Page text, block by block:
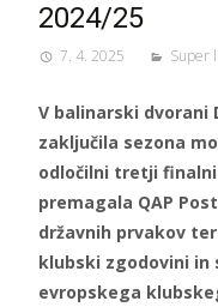
2024/25
7. 4. 2025 Super
V balinarski dvorani
zaključila sezona
odločilni tretji finalni
premagala QAP
državnih prvakov
klubski zgodovini
evropskega